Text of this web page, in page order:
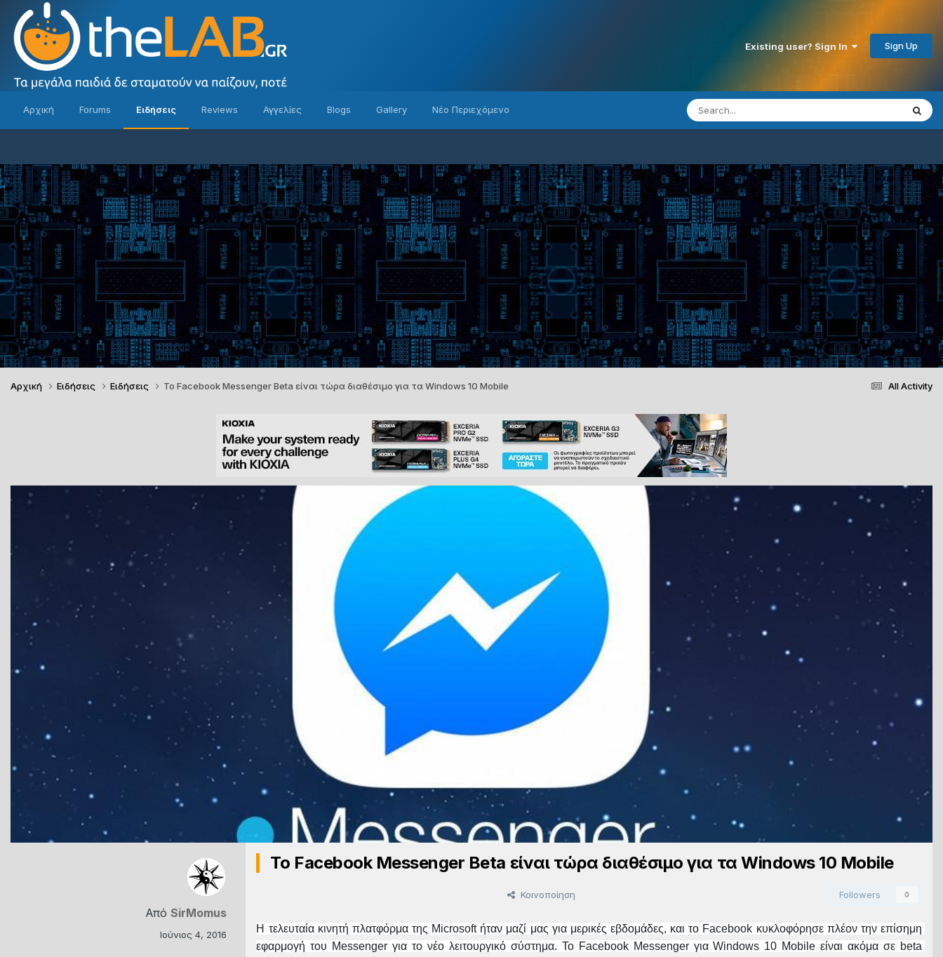
Existing user? Sign In Sign Up
Αρχική Forums Ειδήσεις Reviews Αγγελίες Blogs Gallery Νέο Περιεχόμενο
All Activity
Αρχική Ειδήσεις Ειδήσεις Το Facebook Messenger Beta είναι τώρα διαθέσιμο για τα Windows 10 Mobile
Από SirMomus
Ιούνιος 4, 2016
Το Facebook Messenger Beta είναι τώρα διαθέσιμο για τα Windows 10 Mobile
Followers 0
Κοινοποίηση
H τελευταία κινητή πλατφόρμα της Microsoft ήταν μαζί μας για μερικές εβδομάδες, και το Facebook κυκλοφόρησε πλέον την επίσημη
εφαρμογή του Messenger για το νέο λειτουργικό σύστημα. Το Facebook Messenger για Windows 10 Mobile είναι ακόμα σε beta